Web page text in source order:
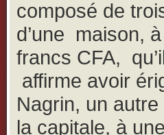
composé de
d’une maison,
francs CFA,
affirme avoir
Nagrin, un
la capitale, à